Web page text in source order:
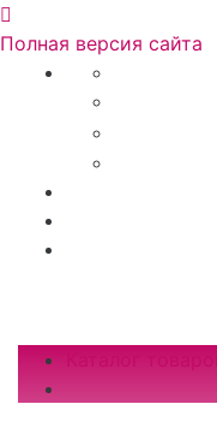
Полная версия сайта